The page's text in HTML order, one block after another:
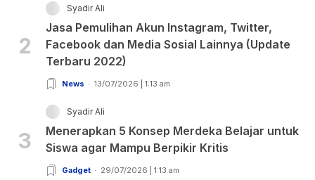
2
Syadir Ali
Jasa Pemulihan Akun Instagram, Twitter,
Facebook dan Media Sosial Lainnya (Update
Terbaru 2022)
News 13/07/2026 | 1:13 am
3
Syadir Ali
Menerapkan 5 Konsep Merdeka Belajar untuk
Siswa agar Mampu Berpikir Kritis
Gadget 29/07/2026 | 1:13 am